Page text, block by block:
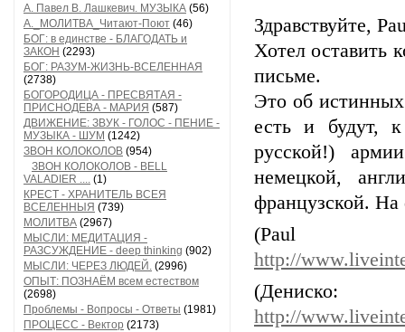
А. Павел В. Лашкевич. МУЗЫКА (56)
А._МОЛИТВА_Читают-Поют (46)
БОГ: в единстве - БЛАГОДАТЬ и
ЗАКОН (2293)
БОГ: РАЗУМ-ЖИЗНЬ-ВСЕЛЕННАЯ
(2738)
БОГОРОДИЦА - ПРЕСВЯТАЯ -
ПРИСНОДЕВА - МАРИЯ (587)
ДВИЖЕНИЕ: ЗВУК - ГОЛОС - ПЕНИЕ -
МУЗЫКА - ШУМ (1242)
ЗВОН КОЛОКОЛОВ (954)
ЗВОН КОЛОКОЛОВ - BELL
VALADIER .... (1)
КРЕСТ - ХРАНИТЕЛЬ ВСЕЯ
ВСЕЛЕННЫЯ (739)
МОЛИТВА (2967)
МЫСЛИ: МЕДИТАЦИЯ -
РАЗСУЖДЕНИЕ - deep thinking (902)
МЫСЛИ: ЧЕРЕЗ ЛЮДЕЙ. (2996)
ОПЫТ: ПОЗНАЁМ всем естеством
(2698)
Проблемы - Вопросы - Ответы (1981)
ПРОЦЕСС - Вектор (2173)
Здравствуйте,
Хотел оставить
письме.
Это об
есть и будут,
русской!)
немецкой,
французской.
http://
(Дениско:
http://